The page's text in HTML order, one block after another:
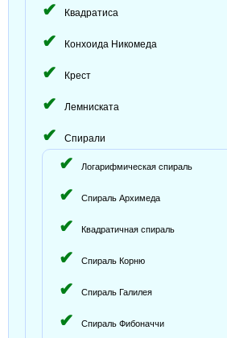
Квадратиса
Конхоида Никомеда
Крест
Лемниската
Спирали
Логарифмическая спираль
Спираль Архимеда
Квадратичная спираль
Спираль Корню
Спираль Галилея
Спираль Фибоначчи